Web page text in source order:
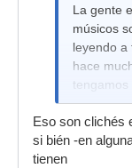
La gente
músicos
leyendo a
hace
tengamos
Eso son clichés
si bién -en
tienen